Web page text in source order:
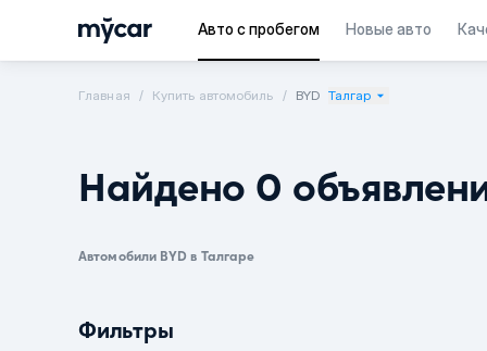
Авто с пробегом Новые авто
Главная Купить автомобиль BYD Талгар
Найдено 0
Автомобили BYD в Талгаре
Фильтры